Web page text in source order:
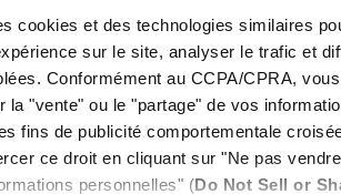
cookies et des technologies similaires
sur le site, analyser le trafic et
Conformément au CCPA/CPRA,
la "vente" ou le "partage" de vos
fins de publicité comportementale
ce droit en cliquant sur "Ne pas
personnelles" (Do Not Sell or